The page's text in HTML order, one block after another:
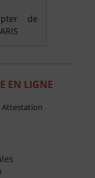
de
EN LIGNE
Attestation